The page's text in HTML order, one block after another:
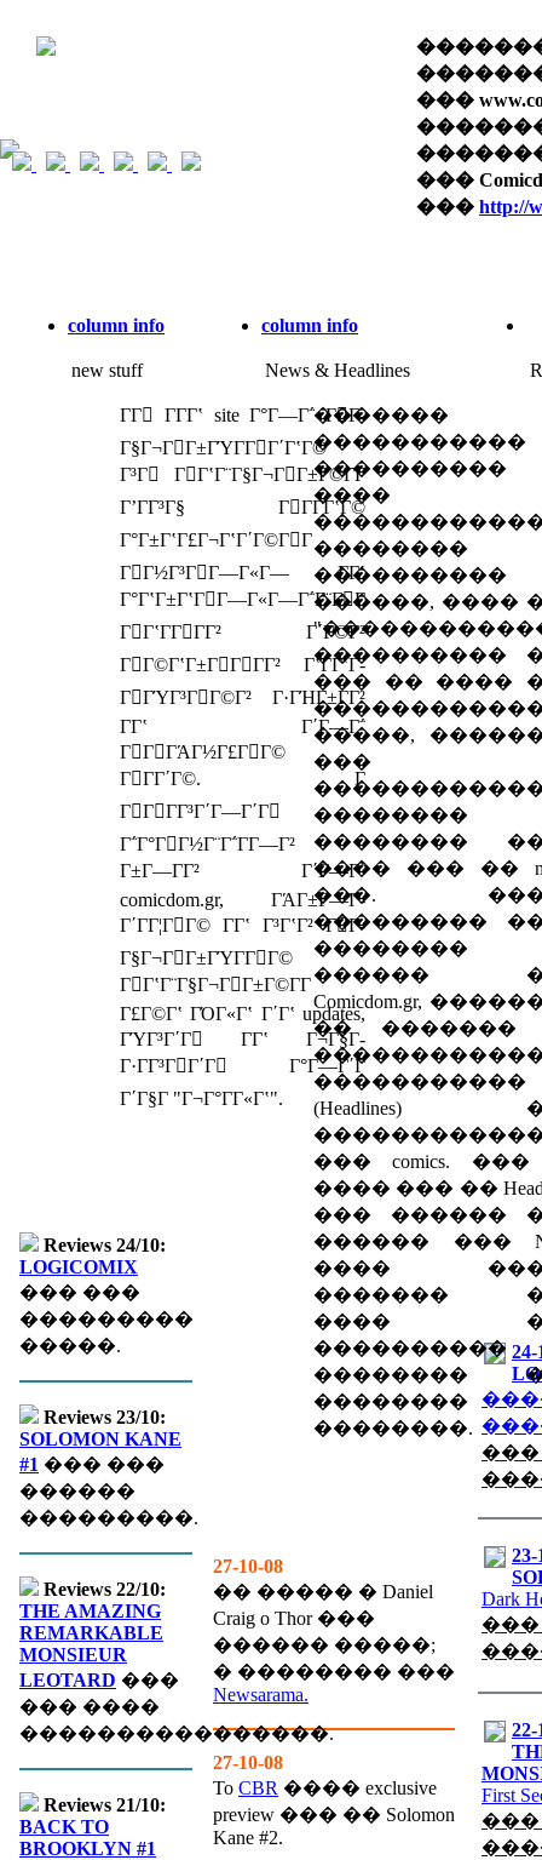
���
�������
���
��� http://
column info
new stuff
ΓΓ ΓΓ­Γʽ site Γ°Γ―Γ΅ ΓΓ­
Γ§Γ¬ΓΓ±ΓΎΓ­ΓΓ΄ΓʽΓ©
Γ³Γ ΓΓʽΓ¨Γ§Γ¬ΓΓ±Γ©Γ­Γ
ΓʼΓΓ³Γ§ ΓΓΓ­ΓʽΓ©
Γ°Γ±ΓʽΓ£Γ¬ΓʽΓ΄Γ©ΓΓ
ΓΓ½Γ³ΓΓ―Γ«Γ― Γ­Γʽ
Γ°ΓʽΓ±ΓʽΓΓ―Γ«Γ―Γ΅Γ¨ΓΓ
ΓΓʽΓ­ΓΓΓ² Γ΄Γ©Γ²
ΓΓ©ΓʽΓ±ΓΓΓΓ² ΓʽΓ­ΓʽΓ­
ΓΓΎΓ³ΓΓ©Γ² Γ·ΓΉΓ±ΓΓ²
Γ­Γʽ Γ΄Γ―Γ΅
ΓΓΓΆΓ½Γ£ΓΓ©
ΓΓΓ΄Γ©. Γ
ΓΓΓΓ³Γ΄Γ―Γ΄Γ
Γ΅Γ°ΓΓ½Γ¨Γ΅Γ­Γ―Γ²
Γ±Γ―ΓΓ² Γ΄Γ―Γ΅
comicdom.gr, ΓΆΓ±Γ―Γ­
Γ΄ΓΓ¦ΓΓ© Γ­Γʽ Γ³ΓʽΓ² ΓΓ­
Γ§Γ¬ΓΓ±ΓΎΓ­ΓΓ©
ΓΓʽΓ¨Γ§Γ¬ΓΓ±Γ©Γ­Γ
Γ£Γ©Γʽ ΓΌΓ«Γʽ Γ΄Γʽ updates,
ΓΎΓ³Γ΄Γ Γ­Γʽ Γ¬Γ§Γ­
Γ·ΓΓ³ΓΓ΄Γ Γ°Γ―Γ΄Γ
Γ΄Γ§Γ­ "Γ¬Γ°ΓΓ«Γʽ".
Reviews 24/10:
LOGICOMIX
��� ���
���������
�����.
Reviews 23/10:
SOLOMON KANE
#1 ��� ���
������
���������.
Reviews 22/10:
THE AMAZING
REMARKABLE
MONSIEUR
LEOTARD ���
��� ����
����������������.
Reviews 21/10:
BACK TO
BROOKLYN #1
column info
News & Headlines
�������
�����������
����������
����
��������
����������
������, ����
����������
��� �� ����
�����,
���
��������
��������
���� ��� ��
���.
���������
��������
������
Comicdom.gr,
�� �������
�����������
(Headlines)
��� comics. ���
���� ��� ��
��� ������
������ ���
����
�������
����
����������
��������
��������
��������.
27-10-08
�� ����� � Daniel
Craig o Thor ���
������ �����;
� �������� ���
Newsarama.
27-10-08
To CBR ���� exclusive
preview ��� �� Solomon
Kane #2.
24-
23-
Dark
22-
First